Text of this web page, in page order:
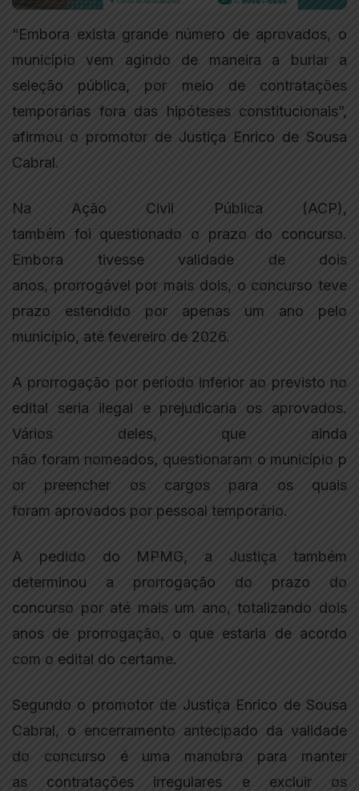
“Embora exista grande número de aprovados, o
município vem agindo de maneira a burlar a
seleção pública, por meio de contratações
temporárias fora das hipóteses constitucionais”,
afirmou o promotor de Justiça Enrico de Sousa
Cabral.
Na Ação Civil Pública (ACP),
também foi questionado o prazo do concurso.
Embora tivesse validade de dois
anos, prorrogável por mais dois, o concurso teve
prazo estendido por apenas um ano pelo
município, até fevereiro de 2026.
A prorrogação por período inferior ao previsto no
edital seria ilegal e prejudicaria os aprovados.
Vários deles, que ainda
não foram nomeados, questionaram o município p
or preencher os cargos para os quais
foram aprovados por pessoal temporário.
A pedido do MPMG, a Justiça também
determinou a prorrogação do prazo do
concurso por até mais um ano, totalizando dois
anos de prorrogação, o que estaria de acordo
com o edital do certame.
Segundo o promotor de Justiça Enrico de Sousa
Cabral, o encerramento antecipado da validade
do concurso é uma manobra para manter
as contratações irregulares e excluir os